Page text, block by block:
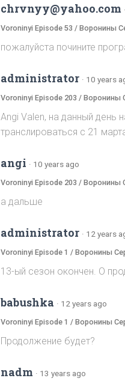
chrvnyy@yahoo.com ·
Voroninyi Episode 53 / Воронины
пожалуйста почините
administrator · 10 years
Voroninyi Episode 203 / Воронины
Angi Valen, на данный день
транслироваться с 21
angi · 10 years ago
Voroninyi Episode 203 / Воронины
а дальше
administrator · 12 years
Voroninyi Episode 1 / Воронины
13-ый сезон окончен. О
babushka · 12 years ago
Voroninyi Episode 1 / Воронины
Продолжение будет?
nadm · 13 years ago